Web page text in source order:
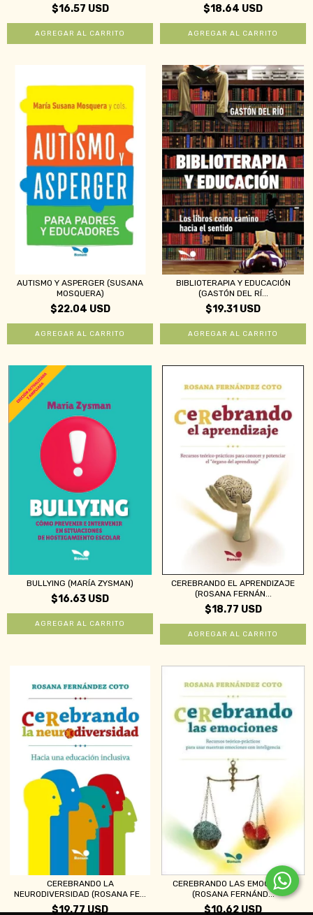
$16.57 USD $18.64 USD
AUTISMO Y ASPERGER (SUSANA
MOSQUERA)
$22.04 USD
BIBLIOTERAPIA Y EDUCACIÓN
(GASTÓN DEL RÍ...
$19.31 USD
BULLYING (MARÍA ZYSMAN)
$16.63 USD
CEREBRANDO EL APRENDIZAJE
(ROSANA FERNÁN...
$18.77 USD
CEREBRANDO LA
NEURODIVERSIDAD (ROSANA FE...
$19.77 USD
CEREBRANDO LAS EMOCIONES
(ROSANA FERNÁND...
$10.62 USD